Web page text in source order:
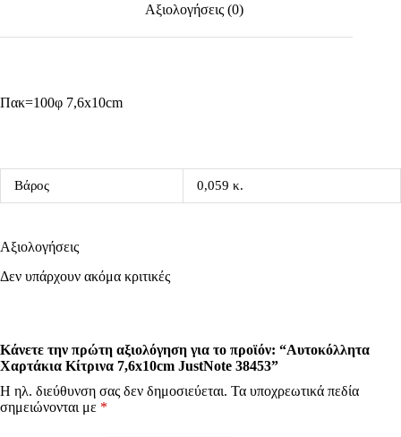
Αξιολογήσεις (0)
Πακ=100φ 7,6x10cm
Βάρος 0,059 κ.
Αξιολογήσεις
Δεν υπάρχουν ακόμα κριτικές
Κάνετε την πρώτη αξιολόγηση για το προϊόν: “Αυτοκόλλητα
Χαρτάκια Κίτρινα 7,6x10cm JustNote 38453”
Η ηλ. διεύθυνση σας δεν δημοσιεύεται. Τα υποχρεωτικά πεδία
σημειώνονται με *